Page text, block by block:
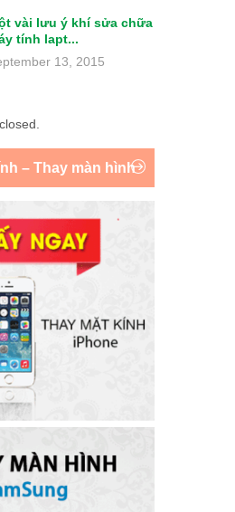
vài lưu ý khí sửa chữa
tính lapt...
13, 2015
– Thay màn hình